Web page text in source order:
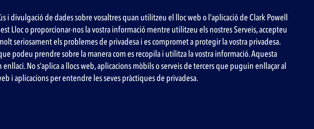
i divulgació de dades sobre vosaltres quan utilitzeu el lloc web o l’aplicació de Clark Powell
Lloc o proporcionar-nos la vostra informació mentre utilitzeu els nostres Serveis, accepteu
seriosament els problemes de privadesa i es compromet a protegir la vostra privadesa.
podeu prendre sobre la manera com es recopila i utilitza la vostra informació. Aquesta
No s’aplica a llocs web, aplicacions mòbils o serveis de tercers que puguin enllaçar al
i aplicacions per entendre les seves pràctiques de privadesa.